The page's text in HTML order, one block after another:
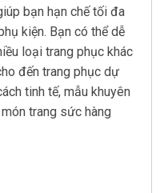
bạn hạn chế tối đa
kiện. Bạn có thể dễ
loại trang phục khác
đến trang phục dự
tinh tế, mẫu khuyên
trang sức hàng